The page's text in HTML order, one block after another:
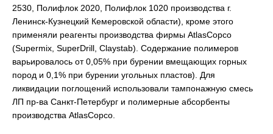
2530, Полифлок 2020, Полифлок 1020 производства г.
Ленинск-Кузнецкий Кемеровской области), кроме этого
применяли реагенты производства фирмы AtlasCopco
(Supermix, SuperDrill, Claystab). Содержание полимеров
варьировалось от 0,05% при бурении вмещающих горных
пород и 0,1% при бурении угольных пластов). Для
ликвидации поглощений использовали тампонажную смесь
ЛП пр-ва Санкт-Петербург и полимерные абсорбенты
производства AtlasCopco.